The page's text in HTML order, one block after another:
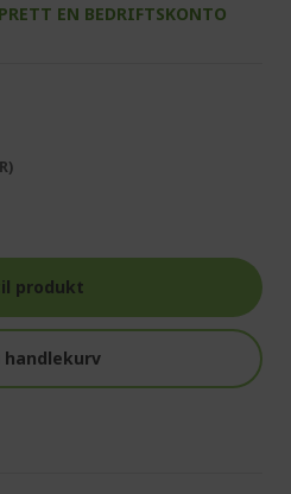
EN BEDRIFTSKONTO
produkt
handlekurv